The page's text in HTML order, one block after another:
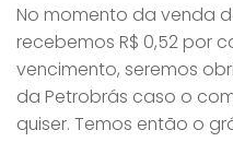
No momento da venda
recebemos R$ 0,52 por
vencimento, seremos
da Petrobrás caso o
quiser. Temos então o